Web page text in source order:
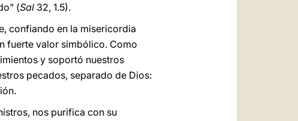
(Sal 32, 1.5).
confiando en la misericordia
fuerte valor simbólico. Como
y soportó nuestros
pecados, separado de Dios:
nos purifica con su